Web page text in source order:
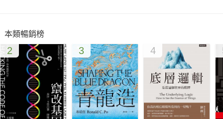
傅柯在本書中論述臨床醫學、解剖學與死亡之間的相互影響
及轉變。臨床醫學透過死亡的學習，，瞭解到「死亡」並非終
點，而是時間的過程，「人」成為科學的對象，關於其真理，終
於在手術刀剖開屍體的過程中，透過語言找到自己的概念所在。
自此，本書更與《古典時代瘋狂史》相互呼應：西方人只能從消
本類暢銷榜
2 3 4